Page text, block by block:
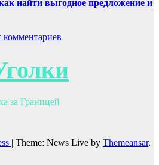
найти выгодное предложение и
комментариев
за Границей
| Theme: News Live by Themeansar.